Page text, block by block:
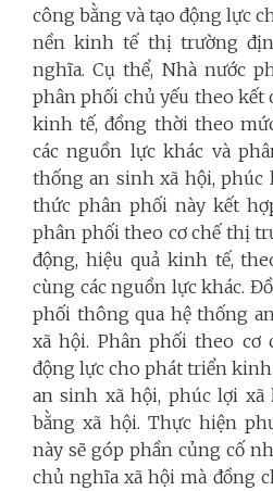
công bằng và tạo động lực
nền kinh tế thị trường
nghĩa. Cụ thể, Nhà nước
phân phối chủ yếu theo kết
kinh tế, đồng thời theo
các nguồn lực khác và
thống an sinh xã hội, phúc
thức phân phối này kết
phân phối theo cơ chế thị
động, hiệu quả kinh tế,
cùng các nguồn lực khác.
phối thông qua hệ thống
xã hội. Phân phối theo cơ
động lực cho phát triển
an sinh xã hội, phúc lợi xã
bằng xã hội. Thực hiện
này sẽ góp phần củng cố
chủ nghĩa xã hội mà đồng